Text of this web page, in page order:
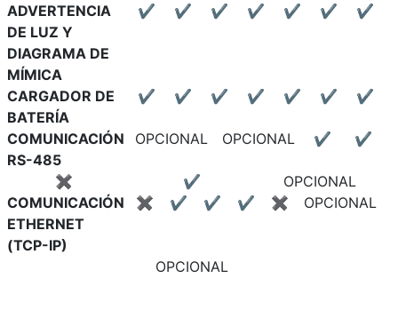
ADVERTENCIA
DE LUZ Y
DIAGRAMA DE
MÍMICA
✔ ✔ ✔ ✔ ✔ ✔ ✔
CARGADOR DE
BATERÍA
✔ ✔ ✔ ✔ ✔ ✔ ✔
COMUNICACIÓN
RS-485
OPCIONAL OPCIONAL ✔ ✔
✖ ✔
OPCIONAL
COMUNICACIÓN
ETHERNET
(TCP-IP)
✖ ✔ ✔ ✔ ✖ OPCIONAL
OPCIONAL